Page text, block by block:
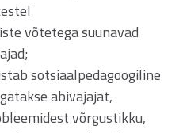
võtetega suunavad
sotsiaalpedagoogiline
abivajajat,
võrgustikku,